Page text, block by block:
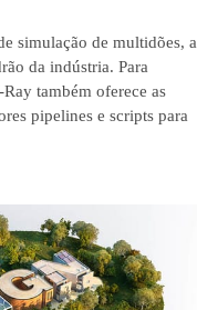
simulação de multidões, a
da indústria. Para
também oferece as
pipelines e scripts para